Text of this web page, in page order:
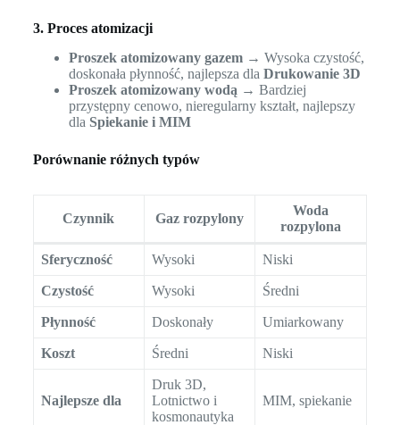
3. Proces atomizacji
Proszek atomizowany gazem→ Wysoka czystość,
doskonała płynność, najlepsza dla Drukowanie 3D
Proszek atomizowany wodą → Bardziej
przystępny cenowo, nieregularny kształt, najlepszy
dla Spiekanie i MIM
Porównanie różnych typów
Czynnik Gaz rozpylony
Woda
rozpylona
Sferyczność Wysoki Niski
Czystość Wysoki Średni
Płynność Doskonały Umiarkowany
Koszt Średni Niski
Najlepsze dla
Druk 3D,
Lotnictwo i
kosmonautyka
MIM, spiekanie